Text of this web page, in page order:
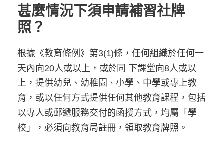
甚麼情況下須申請補習社牌
照？
根據《教育條例》第3(1)條，任何組織於任何一
天內向20人或以上，或於同 下課堂向8人或以
上，提供幼兒、幼稚園、小學、中學或專上教
育，或以任何方式提供任何其他教育課程，包括
以專人或郵遞服務交付的函授方式，均屬「學
校」，必須向教育局註冊，領取教育牌照。